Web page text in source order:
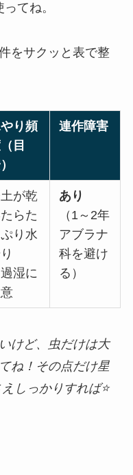
てね。
をサクッと表で整
り頻
目
連作障害
が乾
らた
り水
過湿に
あり
（1～2年
アブラナ
科を避け
る）
けど、虫だけは大
ね！その点だけ星
しっかりすれば⭐️